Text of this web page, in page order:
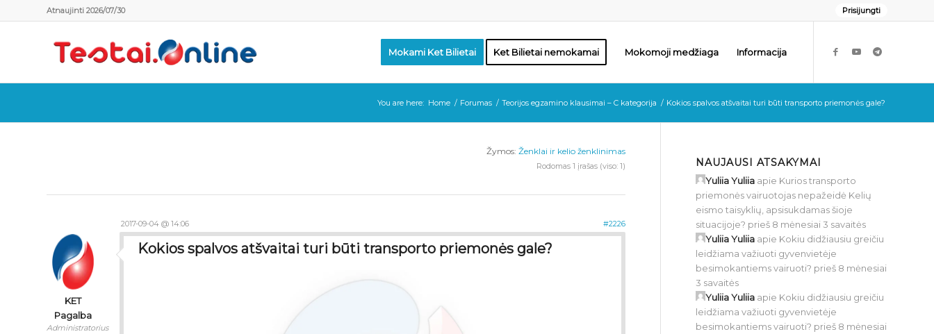
Prisijungti
Atnaujinti 2026/07/30
Mokami Ket Bilietai Ket Bilietai nemokamai Mokomoji medžiaga Informacija
You are here: Home / Forumas / Teorijos egzamino klausimai – C kategorija / Kokios spalvos atšvaitai turi būti transporto priemonės gale?
Žymos:Ženklai ir kelio ženklinimas
Rodomas 1 įrašas (viso: 1)
2017-09-04 @ 14:06 #2226
KET
Pagalba
Administratorius
Kokios spalvos atšvaitai turi būti transporto priemonės gale?
NAUJAUSI ATSAKYMAI
Yuliia Yuliia apie Kurios transporto
priemonės vairuotojas nepažeidė Kelių
eismo taisyklių, apsisukdamas šioje
situacijoje? prieš 8 mėnesiai 3 savaitės
Yuliia Yuliia apie Kokiu didžiausiu greičiu
leidžiama važiuoti gyvenvietėje
besimokantiems vairuoti? prieš 8 mėnesiai
3 savaitės
Yuliia Yuliia apie Kokiu didžiausiu greičiu
leidžiama važiuoti gyvenvietėje
besimokantiems vairuoti? prieš 8 mėnesiai